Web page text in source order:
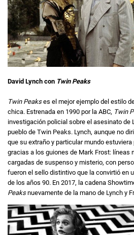
David Lynch con Twin Peaks
Twin Peakses el mejor ejemplo del estilo
chica. Estrenada en 1990 por la ABC, Twin
investigación policial sobre el asesinato de
pueblo de Twin Peaks. Lynch, aunque no
que su extraño y particular mundo
gracias a los guiones de Mark Frost: líneas
cargadas de suspenso y misterio, con
fueron el sello distintivo que la convirtió en
de los años 90. En 2017, la cadena
Peaksnuevamente de la mano de Lynch y